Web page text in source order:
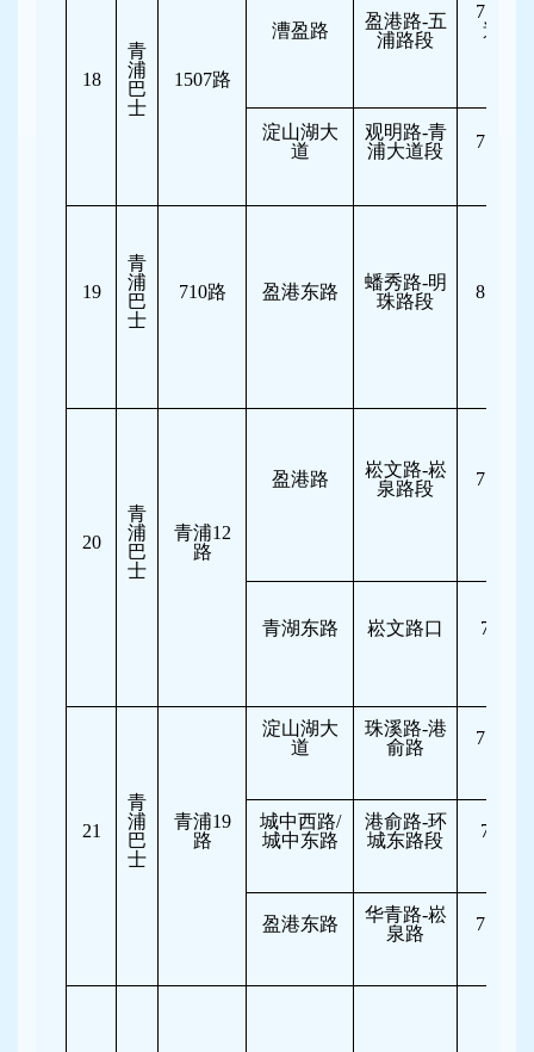
18
青
浦
巴
士
1507路
漕盈路
盈港路-五
浦路段
7:30-
逆向
淀山湖大
道
观明路-青
浦大道段
7:15-
19
青
浦
巴
士
710路 盈港东路
蟠秀路-明
珠路段
8:00-
20
青
浦
巴
士
青浦12
路
盈港路
崧文路-崧
泉路段
7:30-
青湖东路 崧文路口 7:00-
21
青
浦
巴
士
青浦19
路
淀山湖大
道
珠溪路-港
俞路
7:15-
城中西路/
城中东路
港俞路-环
城东路段
7:00-
盈港东路
华青路-崧
泉路
7:30-